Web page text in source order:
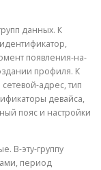
данных. К
появления-на-
профиля. К
адрес, тип
девайса,
пояс и настройки
В-эту-группу
период